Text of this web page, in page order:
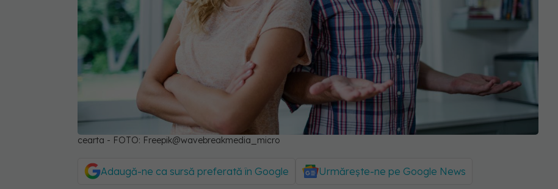
cearta - FOTO: Freepik@wavebreakmedia_micro
Adaugă-ne ca sursă preferată în Google Urmărește-ne pe Google News